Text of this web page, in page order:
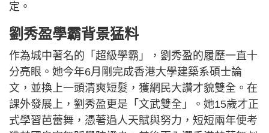
定。
劉秀盈學霸背景猛料
作為城中著名的「超級學霸」，劉秀盈的履歷一直十
分亮眼。她今年6月剛完成香港大學建築系碩士論
文，並換上一頭清爽短髮，獲網民大讚才貌雙全。在
課外發展上，劉秀盈更是「文武雙全」。她15歲才正
式學習芭蕾舞，憑著過人天賦與努力，短短兩年便考